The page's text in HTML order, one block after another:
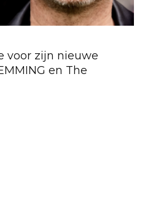
voor zijn nieuwe
en The